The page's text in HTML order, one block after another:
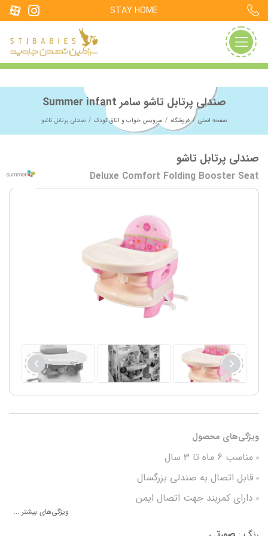
STAY HOME
صندلی پرتابل تاشو سامر Summer infant
صفحه اصلی فروشگاه سرویس خواب و اتاق کودک صندلی پرتابل تاشو
صندلی پرتابل تاشو
Deluxe Comfort Folding Booster Seat
ویژگی‌های محصول
مناسب 6 ماه تا 3 سال
قابل اتصال به صندلی بزرگسال
دارای کمربند جهت اتصال ایمن
ویژگی‌های بیشتر ...